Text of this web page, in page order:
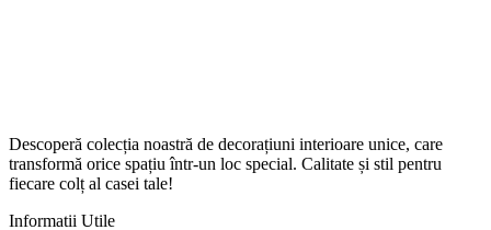
Descoperă colecția noastră de decorațiuni interioare unice, care
transformă orice spațiu într-un loc special. Calitate și stil pentru
fiecare colț al casei tale!
Informatii Utile